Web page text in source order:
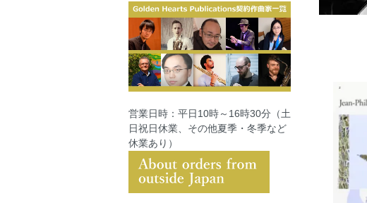
営業日時：平日10時～16時30分（土
日祝日休業、その他夏季・冬季など
休業あり）